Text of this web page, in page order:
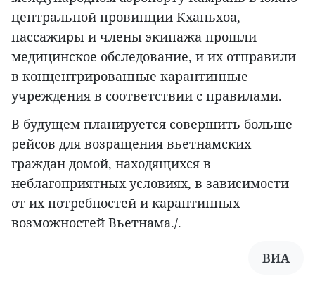
центральной провинции Кханьхоа,
пассажиры и члены экипажа прошли
медицинское обследование, и их отправили
в концентрированные карантинные
учреждения в соответствии с правилами.
В будущем планируется совершить больше
рейсов для возращения вьетнамских
граждан домой, находящихся в
неблагоприятных условиях, в зависимости
от их потребностей и карантинных
возможностей Вьетнама./.
ВИА